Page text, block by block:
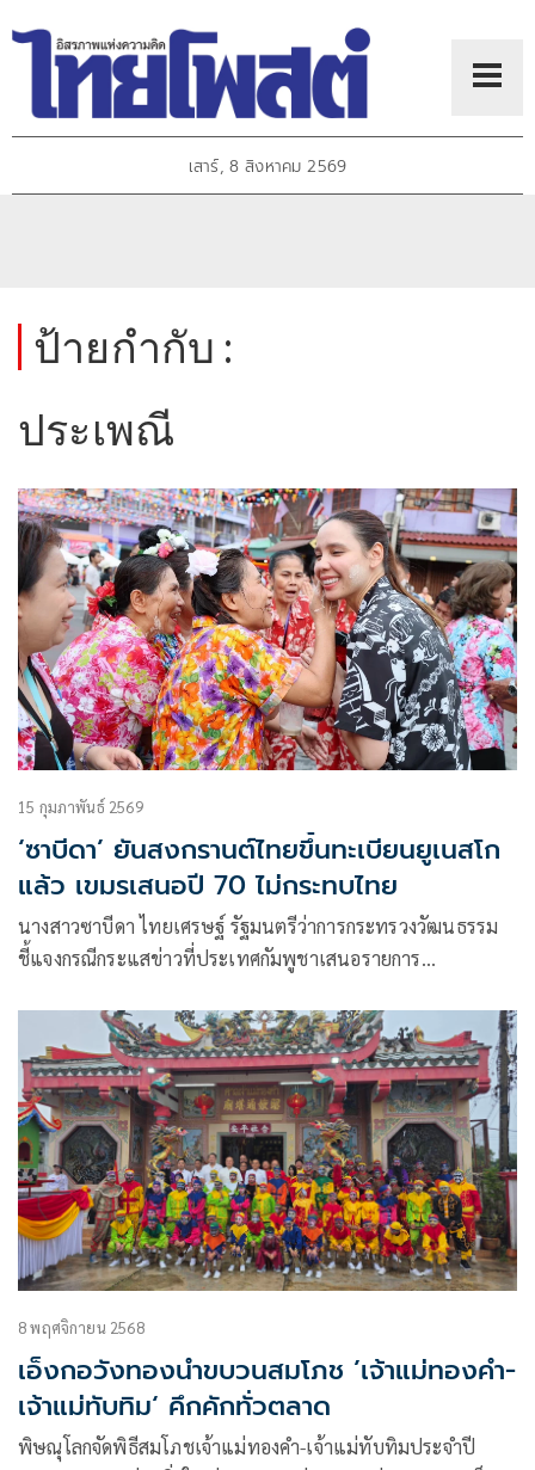
เสาร์, 8 สิงหาคม 2569
ป้ายกำกับ :
ประเพณี
15 กุมภาพันธ์ 2569
‘ซาบีดา’ ยันสงกรานต์ไทยขึ้นทะเบียนยูเนสโก
แล้ว เขมรเสนอปี 70 ไม่กระทบไทย
นางสาวซาบีดา ไทยเศรษฐ์ รัฐมนตรีว่าการกระทรวงวัฒนธรรม
ชี้แจงกรณีกระแสข่าวที่ประเทศกัมพูชาเสนอรายการ
8 พฤศจิกายน 2568
เอ็งกอวังทองนำขบวนสมโภช ’เจ้าแม่ทองคำ-
เจ้าแม่ทับทิม‘ คึกคักทั่วตลาด
พิษณุโลกจัดพิธีสมโภชเจ้าแม่ทองคำ-เจ้าแม่ทับทิมประจำปี